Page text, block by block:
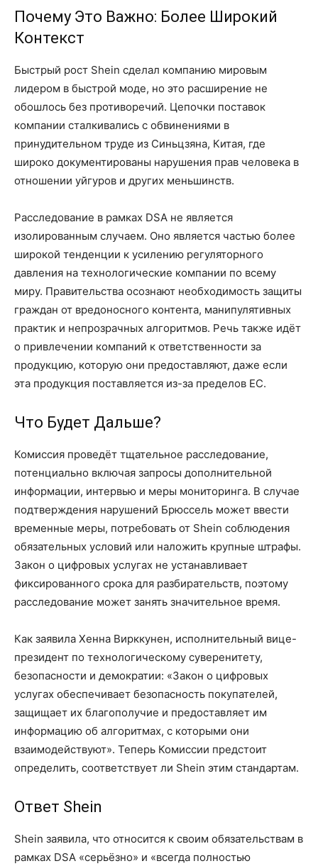
Почему Это Важно: Более Широкий
Контекст
Быстрый рост Shein сделал компанию мировым
лидером в быстрой моде, но это расширение не
обошлось без противоречий. Цепочки поставок
компании сталкивались с обвинениями в
принудительном труде из Синьцзяна, Китая, где
широко документированы нарушения прав человека в
отношении уйгуров и других меньшинств.
Расследование в рамках DSA не является
изолированным случаем. Оно является частью более
широкой тенденции к усилению регуляторного
давления на технологические компании по всему
миру. Правительства осознают необходимость защиты
граждан от вредоносного контента, манипулятивных
практик и непрозрачных алгоритмов. Речь также идёт
о привлечении компаний к ответственности за
продукцию, которую они предоставляют, даже если
эта продукция поставляется из-за пределов ЕС.
Что Будет Дальше?
Комиссия проведёт тщательное расследование,
потенциально включая запросы дополнительной
информации, интервью и меры мониторинга. В случае
подтверждения нарушений Брюссель может ввести
временные меры, потребовать от Shein соблюдения
обязательных условий или наложить крупные штрафы.
Закон о цифровых услугах не устанавливает
фиксированного срока для разбирательств, поэтому
расследование может занять значительное время.
Как заявила Хенна Вирккунен, исполнительный вице-
президент по технологическому суверенитету,
безопасности и демократии: «Закон о цифровых
услугах обеспечивает безопасность покупателей,
защищает их благополучие и предоставляет им
информацию об алгоритмах, с которыми они
взаимодействуют». Теперь Комиссии предстоит
определить, соответствует ли Shein этим стандартам.
Ответ Shein
Shein заявила, что относится к своим обязательствам в
рамках DSA «серьёзно» и «всегда полностью